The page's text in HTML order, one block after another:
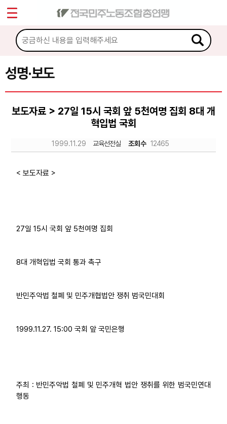
성명·보도
보도자료 > 27일 15시 국회 앞 5천여명 집회 8대 개
혁입법 국회
1999.11.29 교육선전실 조회수 12465
< 보도자료 >
27일 15시 국회 앞 5천여명 집회
8대 개혁입법 국회 통과 촉구
반민주악법 철폐 및 민주개협법안 쟁취 범국민대회
1999.11.27. 15:00 국회 앞 국민은행
주최 : 반민주악법 철폐 및 민주개혁 법안 쟁취를 위한 범국민연대
행동
마이페이지
소개
소식
공지사항
성명·보도
Sketchbook5, 스케치북5
Sketchbook5, 스케치북5